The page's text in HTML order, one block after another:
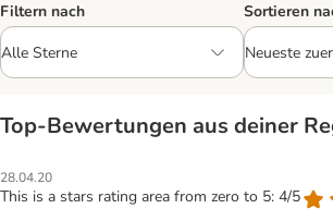
Filtern nach Sortieren
Top‑Bewertungen aus deiner
28.04.20
This is a stars rating area from zero to 5: 4/5